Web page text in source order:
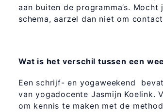
aan buiten de programma’s.
schema, aarzel dan niet om
Wat is het verschil tussen een
Een schrijf- en yogaweekend
van yogadocente Jasmijn Koelink.
om kennis te maken met de